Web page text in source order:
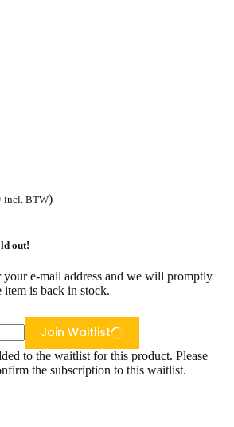
incl. BTW)
out!
your e-mail address and we will promptly
item is back in stock.
Join Waitlist
to the waitlist for this product. Please
the subscription to this waitlist.